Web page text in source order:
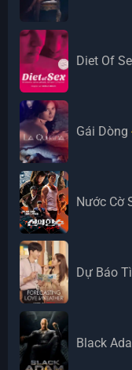
Diet Of
Gái Dòng
Nước Cờ
Dự Báo
Black